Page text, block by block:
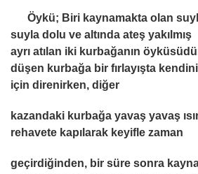
Öykü; Biri kaynamakta olan
suyla dolu ve altında ateş
ayrı atılan iki kurbağanın
düşen kurbağa bir fırlayışta kendini
için direnirken, diğer
kazandaki kurbağa yavaş yavaş
rehavete kapılarak keyifle zaman
geçirdiğinden, bir süre sonra